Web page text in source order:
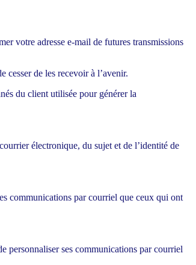
votre adresse e-mail de futures transmissions
cesser de les recevoir à l’avenir.
du client utilisée pour générer la
électronique, du sujet et de l’identité de
communications par courriel que ceux qui ont
personnaliser ses communications par courriel